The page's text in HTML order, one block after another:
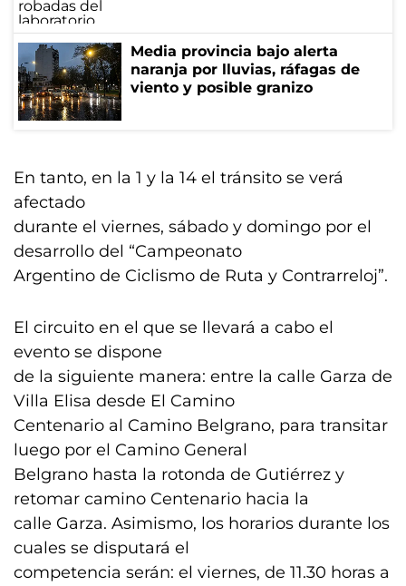
Media provincia bajo alerta
naranja por lluvias, ráfagas de
viento y posible granizo
En tanto, en la 1 y la 14 el tránsito se verá
afectado
durante el viernes, sábado y domingo por el
desarrollo del “Campeonato
Argentino de Ciclismo de Ruta y Contrarreloj”.
El circuito en el que se llevará a cabo el
evento se dispone
de la siguiente manera: entre la calle Garza de
Villa Elisa desde El Camino
Centenario al Camino Belgrano, para transitar
luego por el Camino General
Belgrano hasta la rotonda de Gutiérrez y
retomar camino Centenario hacia la
calle Garza. Asimismo, los horarios durante los
cuales se disputará el
competencia serán: el viernes, de 11.30 horas a